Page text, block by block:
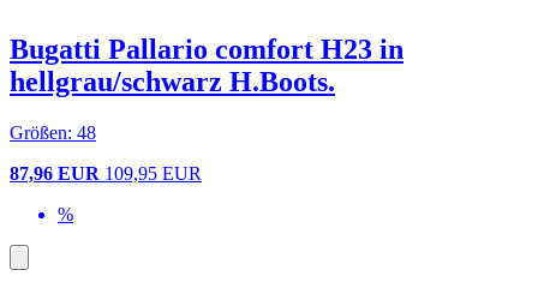
Bugatti Pallario comfort H23 in
hellgrau/schwarz H.Boots.
Größen: 48
87,96 EUR 109,95 EUR
%